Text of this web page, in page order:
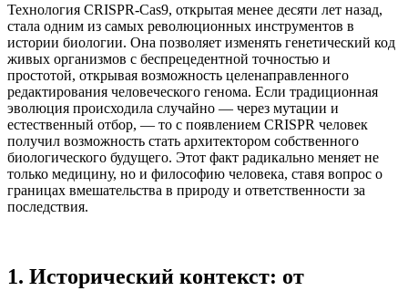
Технология CRISPR-Cas9, открытая менее десяти лет назад,
стала одним из самых революционных инструментов в
истории биологии. Она позволяет изменять генетический код
живых организмов с беспрецедентной точностью и
простотой, открывая возможность целенаправленного
редактирования человеческого генома. Если традиционная
эволюция происходила случайно — через мутации и
естественный отбор, — то с появлением CRISPR человек
получил возможность стать архитектором собственного
биологического будущего. Этот факт радикально меняет не
только медицину, но и философию человека, ставя вопрос о
границах вмешательства в природу и ответственности за
последствия.
1. Исторический контекст: от